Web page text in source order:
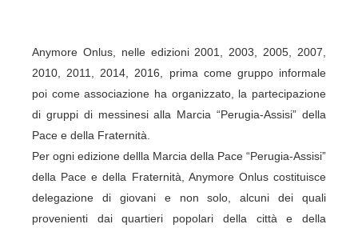
Anymore Onlus, nelle edizioni 2001, 2003, 2005, 2007,
2010, 2011, 2014, 2016, prima come gruppo informale
poi come associazione ha organizzato, la partecipazione
di gruppi di messinesi alla Marcia “Perugia-Assisi” della
Pace e della Fraternità.
Per ogni edizione dellla Marcia della Pace “Perugia-Assisi”
della Pace e della Fraternità, Anymore Onlus costituisce
delegazione di giovani e non solo, alcuni dei quali
provenienti dai quartieri popolari della città e della